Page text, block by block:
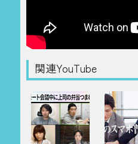
関連YouTube